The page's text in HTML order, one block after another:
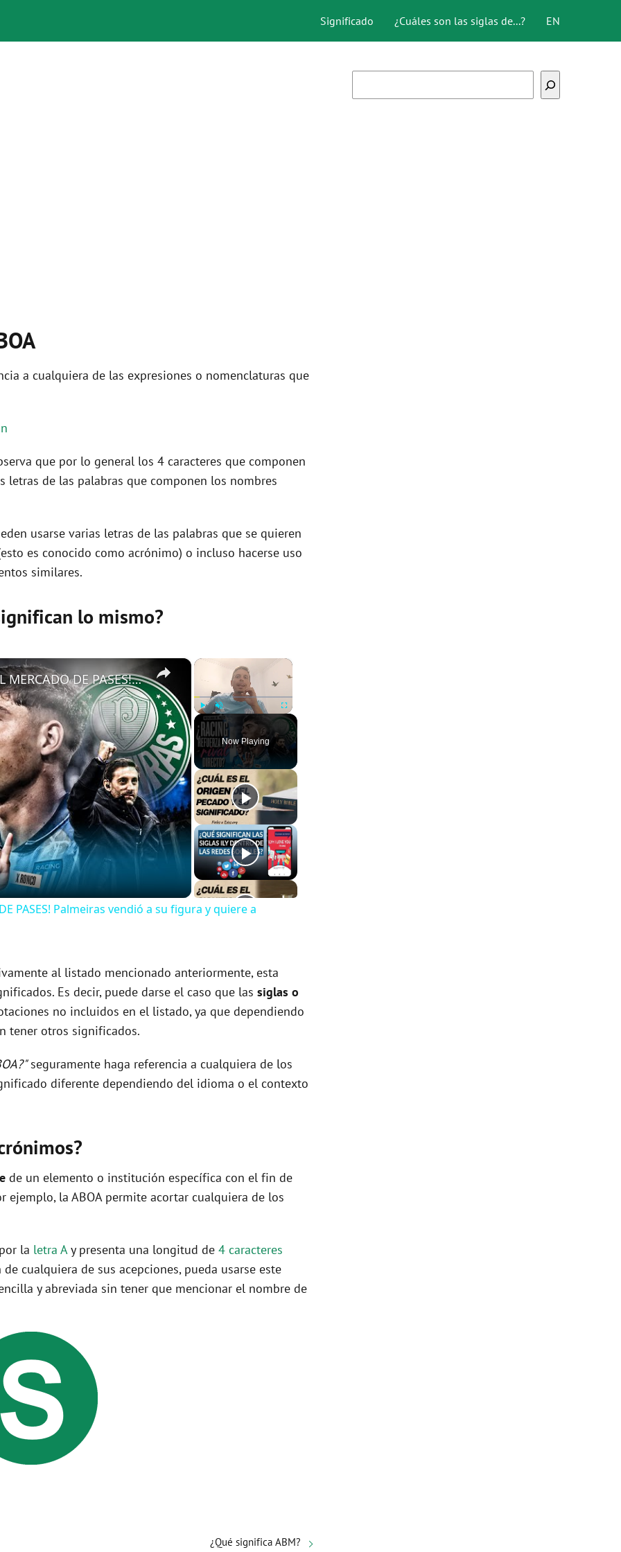
Significado ¿Cuáles son las siglas de...? EN
a cualquiera de las expresiones o nomenclaturas que
que por lo general los 4 caracteres que componen
letras de las palabras que componen los nombres
usarse varias letras de las palabras que se quieren
es conocido como acrónimo) o incluso hacerse uso
similares.
lo mismo?
×
Play Unmute Fullscreen
Now Playing
×
¡PROBLEMAS PARA RACING EN EL MERCADO DE PASES! Palmeiras vendió a su figura y quiere a Nardoni
DE PASES! Palmeiras vendió a su figura y quiere a
al listado mencionado anteriormente, esta
Es decir, puede darse el caso que las siglas o
no incluidos en el listado, ya que dependiendo
tener otros significados.
seguramente haga referencia a cualquiera de los
diferente dependiendo del idioma o el contexto
de un elemento o institución específica con el fin de
ejemplo, la ABOA permite acortar cualquiera de los
la letra Ay presenta una longitud de 4 caracteres
cualquiera de sus acepciones, pueda usarse este
y abreviada sin tener que mencionar el nombre de
¿Qué significa ABM?